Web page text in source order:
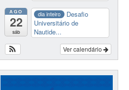
AGO
22
sáb
dia inteiro
Desafio
Universitário de
Nautide...
Ver calendário